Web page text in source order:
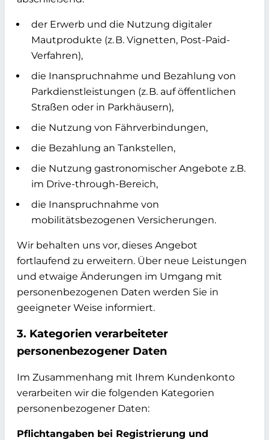
der Erwerb und die Nutzung digitaler
Mautprodukte (z. B. Vignetten, Post-Paid-
Verfahren),
die Inanspruchnahme und Bezahlung von
Parkdienstleistungen (z. B. auf öffentlichen
Straßen oder in Parkhäusern),
die Nutzung von Fährverbindungen,
die Bezahlung an Tankstellen,
die Nutzung gastronomischer Angebote z.B.
im Drive-through-Bereich,
die Inanspruchnahme von
mobilitätsbezogenen Versicherungen.
Wir behalten uns vor, dieses Angebot
fortlaufend zu erweitern. Über neue Leistungen
und etwaige Änderungen im Umgang mit
personenbezogenen Daten werden Sie in
geeigneter Weise informiert.
3. Kategorien verarbeiteter
personenbezogener Daten
Im Zusammenhang mit Ihrem Kundenkonto
verarbeiten wir die folgenden Kategorien
personenbezogener Daten:
Pflichtangaben bei Registrierung und